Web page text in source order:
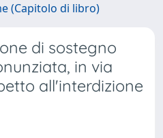
(Capitolo di libro)
di sostegno
in via
all'interdizione